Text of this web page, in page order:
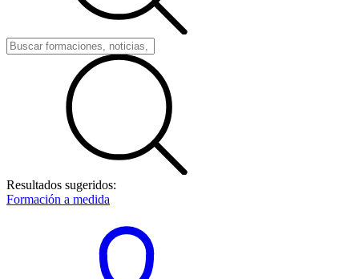
Resultados sugeridos:
Formación a medida